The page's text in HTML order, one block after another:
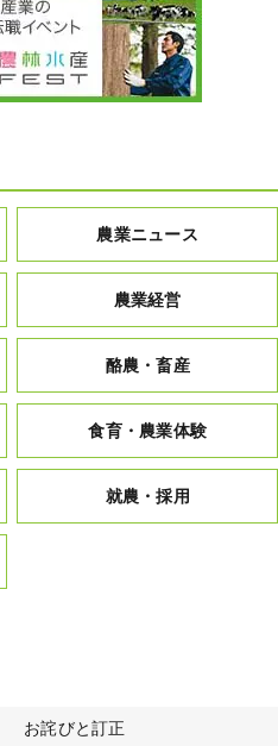
農業ニュース
農業経営
酪農・畜産
食育・農業体験
就農・採用
お詫びと訂正